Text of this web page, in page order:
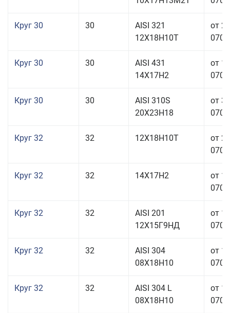
Круг 30 30
AISI 321
12Х18Н10Т
от
Круг 30 30
AISI 431
14Х17Н2
от
Круг 30 30
AISI 310S
20Х23Н18
от
Круг 32 32 12Х18Н10Т
от
Круг 32 32 14Х17Н2
от
Круг 32 32
AISI 201
12Х15Г9НД
от
Круг 32 32
AISI 304
08Х18Н10
от
Круг 32 32
AISI 304 L
08Х18Н10
от